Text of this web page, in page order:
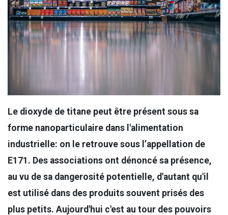
Le dioxyde de titane peut être présent sous sa
forme nanoparticulaire dans l'alimentation
industrielle: on le retrouve sous l’appellation de
E171. Des associations ont dénoncé sa présence,
au vu de sa dangerosité potentielle, d'autant qu'il
est utilisé dans des produits souvent prisés des
plus petits. Aujourd'hui c'est au tour des pouvoirs